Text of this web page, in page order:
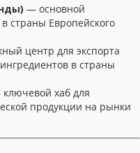
— основной
страны Европейского
центр для экспорта
в страны
хаб для
продукции на рынки